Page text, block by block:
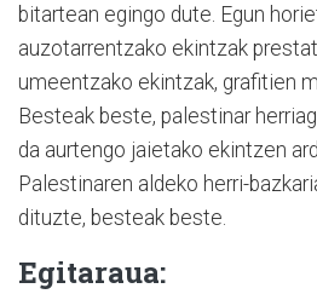
bitartean egingo dute. Egun
auzotarrentzako ekintzak
umeentzako ekintzak, grafitien
Besteak beste, palestinar
da aurtengo jaietako ekintzen
Palestinaren aldeko herri-
dituzte, besteak beste.
Egitaraua: